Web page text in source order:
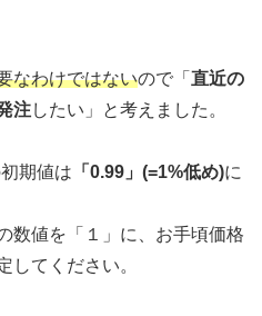
なわけではないので「 直近の
注したい」と考えました。
期値は 「0.99」(=1%低め)に
数値を「１」に、お手頃価格
してください。